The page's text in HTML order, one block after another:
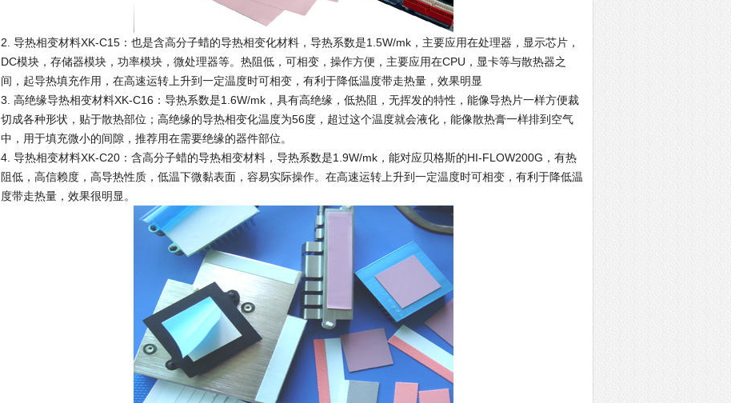
2. 导热相变材料XK-C15：也是含高分子蜡的导热相变化材料，导热系数是1.5W/mk，主要应用在处理器，显示芯片，
DC模块，存储器模块，功率模块，微处理器等。热阻低，可相变，操作方便，主要应用在CPU，显卡等与散热器之
间，起导热填充作用，在高速运转上升到一定温度时可相变，有利于降低温度带走热量，效果明显
3. 高绝缘导热相变材料XK-C16：导热系数是1.6W/mk，具有高绝缘，低热阻，无挥发的特性，能像导热片一样方便裁
切成各种形状，贴于散热部位；高绝缘的导热相变化温度为56度，超过这个温度就会液化，能像散热膏一样排到空气
中，用于填充微小的间隙，推荐用在需要绝缘的器件部位。
4. 导热相变材料XK-C20：含高分子蜡的导热相变材料，导热系数是1.9W/mk，能对应贝格斯的HI-FLOW200G，有热
阻低，高信赖度，高导热性质，低温下微黏表面，容易实际操作。在高速运转上升到一定温度时可相变，有利于降低温
度带走热量，效果很明显。